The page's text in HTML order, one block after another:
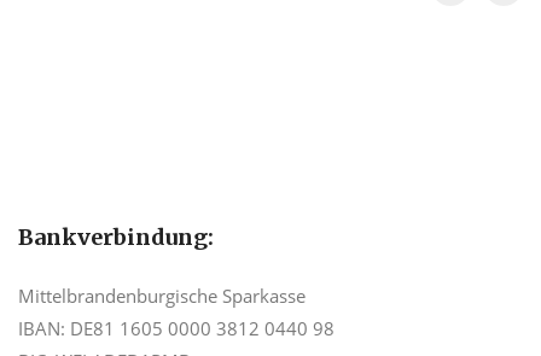
Bankverbindung:
Mittelbrandenburgische Sparkasse
IBAN: DE81 1605 0000 3812 0440 98